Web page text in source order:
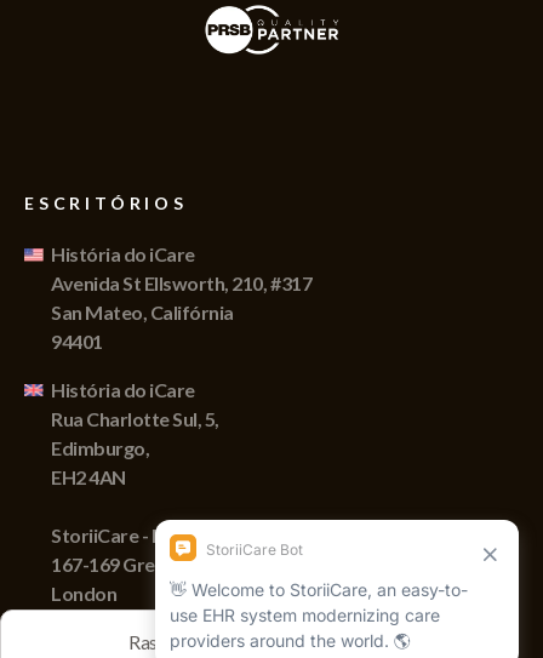
ESCRITÓRIOS
História do iCare
Avenida St Ellsworth, 210, #317
San Mateo, Califórnia
94401
História do iCare
Rua Charlotte Sul, 5,
Edimburgo,
EH2 4AN
StoriiCare - England
167-169 Great Portland Street,
London
Rastreamos sessões com cookies